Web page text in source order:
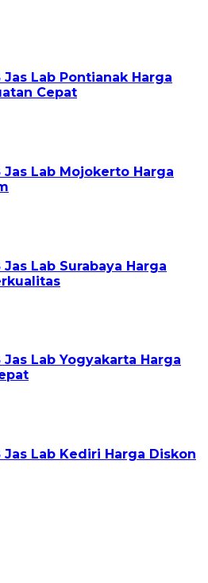
Jas Lab Pontianak Harga
Cepat
Jas Lab Mojokerto Harga
Jas Lab Surabaya Harga
Jas Lab Yogyakarta Harga
Jas Lab Kediri Harga Diskon